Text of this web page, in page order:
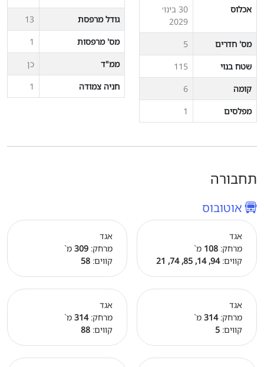
אכלוס
30 בינו׳
2029
מס' חדרים
5
שטח בנוי
115
קומה
6
מפלסים
1
גודל מרפסת
13
מס' מרפסות
1
ממ"ד
כן
חניה צמודה
1
תחבורה
אוטובוס
אגד
מרחק: 108 מ`
קווים:94, 14, 85, 74, 21
אגד
מרחק: 309 מ`
קווים: 58
אגד
מרחק:314 מ`
קווים: 5
אגד
מרחק:314 מ`
קווים: 88